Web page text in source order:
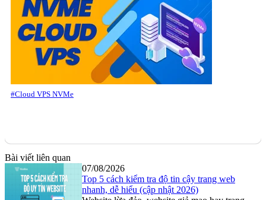
#Cloud VPS NVMe
Bài viết liên quan
07/08/2026
Top 5 cách kiểm tra độ tin cậy trang web
nhanh, dễ hiểu (cập nhật 2026)